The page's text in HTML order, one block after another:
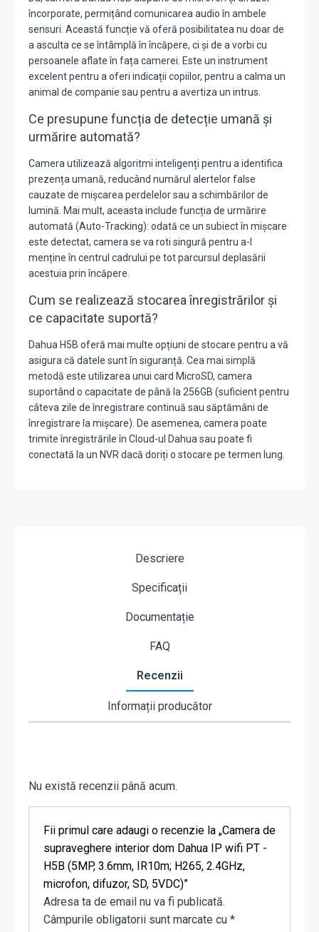
încorporate, permițând comunicarea audio în ambele
sensuri. Această funcție vă oferă posibilitatea nu doar de
a asculta ce se întâmplă în încăpere, ci și de a vorbi cu
persoanele aflate în fața camerei. Este un instrument
excelent pentru a oferi indicații copiilor, pentru a calma un
animal de companie sau pentru a avertiza un intrus.
Ce presupune funcția de detecție umană și
urmărire automată?
Camera utilizează algoritmi inteligenți pentru a identifica
prezența umană, reducând numărul alertelor false
cauzate de mișcarea perdelelor sau a schimbărilor de
lumină. Mai mult, aceasta include funcția de urmărire
automată (Auto-Tracking): odată ce un subiect în mișcare
este detectat, camera se va roti singură pentru a-l
menține în centrul cadrului pe tot parcursul deplasării
acestuia prin încăpere.
Cum se realizează stocarea înregistrărilor și
ce capacitate suportă?
Dahua H5B oferă mai multe opțiuni de stocare pentru a vă
asigura că datele sunt în siguranță. Cea mai simplă
metodă este utilizarea unui card MicroSD, camera
suportând o capacitate de până la 256GB (suficient pentru
câteva zile de înregistrare continuă sau săptămâni de
înregistrare la mișcare). De asemenea, camera poate
trimite înregistrările în Cloud-ul Dahua sau poate fi
conectată la un NVR dacă doriți o stocare pe termen lung.
Descriere
Specificații
Documentație
FAQ
Recenzii
Informații producător
Nu există recenzii până acum.
Fii primul care adaugi o recenzie la „Camera de
supraveghere interior dom Dahua IP wifi PT -
H5B (5MP, 3.6mm, IR10m; H265, 2.4GHz,
microfon, difuzor, SD, 5VDC)”
Adresa ta de email nu va fi publicată.
Câmpurile obligatorii sunt marcate cu *